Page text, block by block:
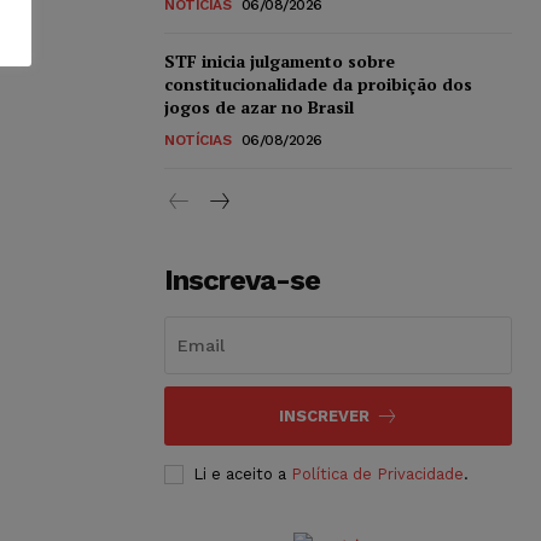
NOTÍCIAS 06/08/2026
STF inicia julgamento sobre
constitucionalidade da proibição dos
jogos de azar no Brasil
NOTÍCIAS 06/08/2026
Inscreva-se
INSCREVER
Li e aceito a Política de Privacidade.